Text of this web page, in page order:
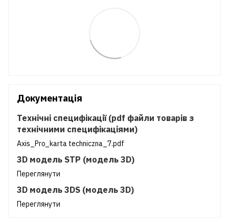
Документація
Технічні специфікації (pdf файли товарів з
технічними специфікаціями)
Axis_Pro_karta techniczna_7.pdf
3D модель STP (модель 3D)
Переглянути
3D модель 3DS (модель 3D)
Переглянути